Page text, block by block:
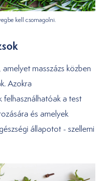
kell csomagolni.
amelyet masszázs közben
Azokra
felhasználhatóak a test
és amelyek
állapotot - szellemi